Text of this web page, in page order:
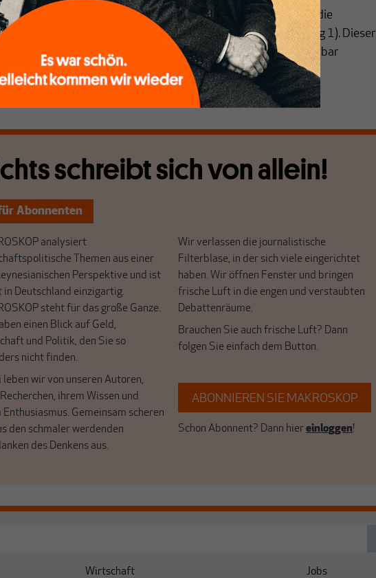
war die Konjunktur der Auftragseingänge bedingt durch die
Weltlage großen Schwankungen ausgesetzt (siehe Abbildung 1). Dieser
sich in den Folgemonaten noch stärker beim Index bemerkbar
schreibt sich von allein!
Abonnenten
analysiert
Themen aus einer
Perspektive und ist
in Deutschland einzigartig.
steht für das große Ganze.
einen Blick auf Geld,
und Politik, den Sie so
nicht finden.
leben wir von unseren Autoren,
ihrem Wissen und
Enthusiasmus. Gemeinsam scheren
den schmaler werdenden
des Denkens aus.
Wir verlassen die journalistische
Filterblase, in der sich viele eingerichtet
haben. Wir öffnen Fenster und bringen
frische Luft in die engen und verstaubten
Debattenräume.
Brauchen Sie auch frische Luft? Dann
folgen Sie einfach dem Button.
ABONNIEREN SIE MAKROSKOP
Schon Abonnent? Dann hier einloggen!
Wirtschaft Jobs